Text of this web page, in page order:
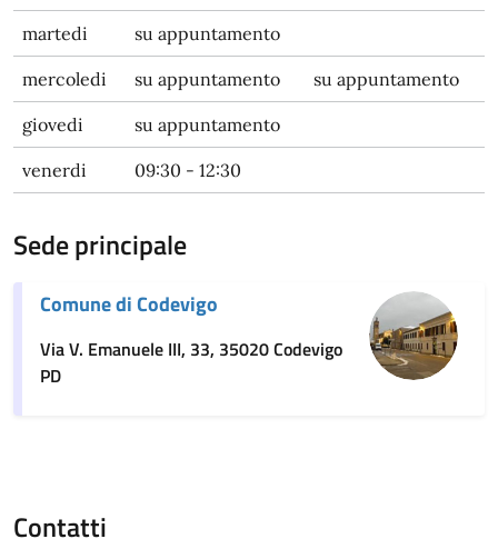
martedi su appuntamento
mercoledi su appuntamento su appuntamento
giovedi su appuntamento
venerdi 09:30 - 12:30
Sede principale
Comune di Codevigo
Via V. Emanuele III, 33, 35020 Codevigo
PD
Contatti